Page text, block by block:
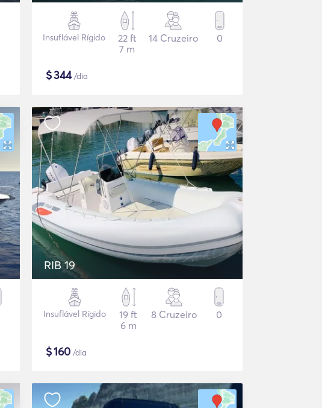
Insuflável Rígido
22 ft
7 m
14 Cruzeiro 0
$344/dia
RIB 19
Insuflável Rígido
19 ft
6 m
8 Cruzeiro 0
$160 /dia